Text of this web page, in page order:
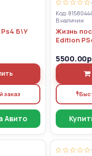
Б\У
заказ
Авито
Код:
В наличии
Жизнь
Edition